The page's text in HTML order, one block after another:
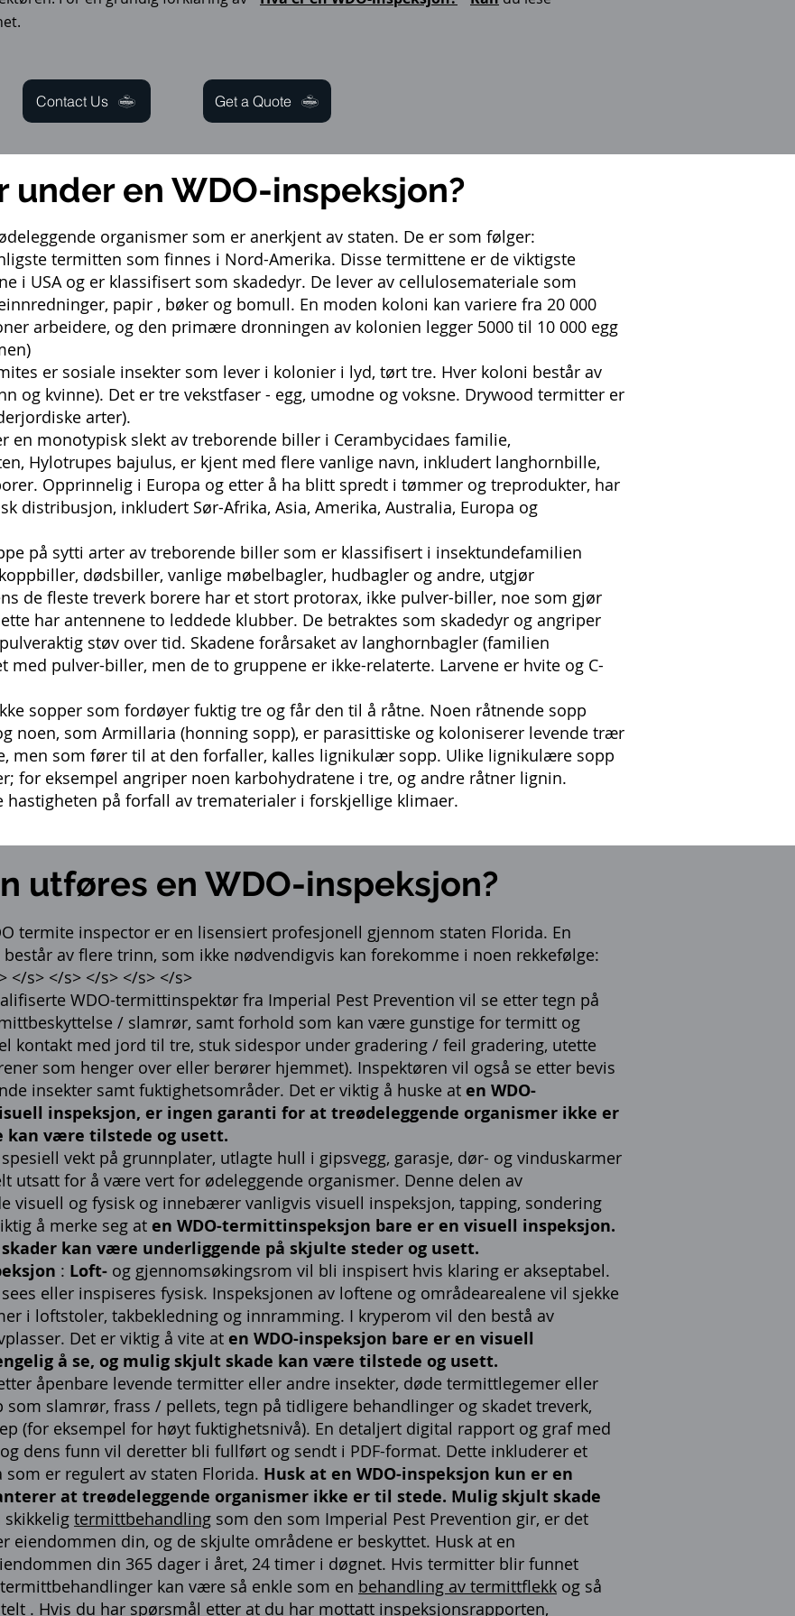
Contact Us Get a Quote
under en WDO-inspeksjon?
organismer som er anerkjent av staten. De er som følger:
termitten som finnes i Nord-Amerika. Disse termittene er de viktigste
i USA og er klassifisert som skadedyr. De lever av cellulosemateriale som
papir , bøker og bomull. En moden koloni kan variere fra 20 000
arbeidere, og den primære dronningen av kolonien legger 5000 til 10 000 egg
er sosiale insekter som lever i kolonier i lyd, tørt tre. Hver koloni består av
og kvinne). Det er tre vekstfaser - egg, umodne og voksne. Drywood termitter er
arter).
en monotypisk slekt av treborende biller i Cerambycidaes familie,
Hylotrupes bajulus, er kjent med flere vanlige navn, inkludert langhornbille,
Opprinnelig i Europa og etter å ha blitt spredt i tømmer og treprodukter, har
distribusjon, inkludert Sør-Afrika, Asia, Amerika, Australia, Europa og
på sytti arter av treborende biller som er klassifisert i insektundefamilien
dødsbiller, vanlige møbelbagler, hudbagler og andre, utgjør
de fleste treverk borere har et stort protorax, ikke pulver-biller, noe som gjør
har antennene to leddede klubber. De betraktes som skadedyr og angriper
støv over tid. Skadene forårsaket av langhornbagler (familien
med pulver-biller, men de to gruppene er ikke-relaterte. Larvene er hvite og C-
sopper som fordøyer fuktig tre og får den til å råtne. Noen råtnende sopp
noen, som Armillaria (honning sopp), er parasittiske og koloniserer levende trær
men som fører til at den forfaller, kalles lignikulær sopp. Ulike lignikulære sopp
for eksempel angriper noen karbohydratene i tre, og andre råtner lignin.
hastigheten på forfall av trematerialer i forskjellige klimaer.
utføres en WDO-inspeksjon?
termite inspector er en lisensiert profesjonell gjennom staten Florida. En
av flere trinn, som ikke nødvendigvis kan forekomme i noen rekkefølge:
</s> </s> </s> </s> </s>
WDO-termittinspektør fra Imperial Pest Prevention vil se etter tegn på
/ slamrør, samt forhold som kan være gunstige for termitt og
kontakt med jord til tre, stuk sidespor under gradering / feil gradering, utette
som henger over eller berører hjemmet). Inspektøren vil også se etter bevis
insekter samt fuktighetsområder. Det er viktig å huske at en WDO-
inspeksjon, er ingen garanti for at treødeleggende organismer ikke er
kan være tilstede og usett.
vekt på grunnplater, utlagte hull i gipsvegg, garasje, dør- og vinduskarmer
utsatt for å være vert for ødeleggende organismer. Denne delen av
visuell og fysisk og innebærer vanligvis visuell inspeksjon, tapping, sondering
å merke seg at en WDO-termittinspeksjon bare er en visuell inspeksjon.
kan være underliggende på skjulte steder og usett.
: Loft- og gjennomsøkingsrom vil bli inspisert hvis klaring er akseptabel.
eller inspiseres fysisk. Inspeksjonen av loftene og områdearealene vil sjekke
i loftstoler, takbekledning og innramming. I kryperom vil den bestå av
Det er viktig å vite at en WDO-inspeksjon bare er en visuell
å se, og mulig skjult skade kan være tilstede og usett.
åpenbare levende termitter eller andre insekter, døde termittlegemer eller
slamrør, frass / pellets, tegn på tidligere behandlinger og skadet treverk,
(for eksempel for høyt fuktighetsnivå). En detaljert digital rapport og graf med
dens funn vil deretter bli fullført og sendt i PDF-format. Dette inkluderer et
er regulert av staten Florida. Husk at en WDO-inspeksjon kun er en
at treødeleggende organismer ikke er til stede. Mulig skjult skade
skikkelig termittbehandling som den som Imperial Pest Prevention gir, er det
eiendommen din, og de skjulte områdene er beskyttet. Husk at en
din 365 dager i året, 24 timer i døgnet. Hvis termitter blir funnet
kan være så enkle som en behandling av termittflekk og så
. Hvis du har spørsmål etter at du har mottatt inspeksjonsrapporten,